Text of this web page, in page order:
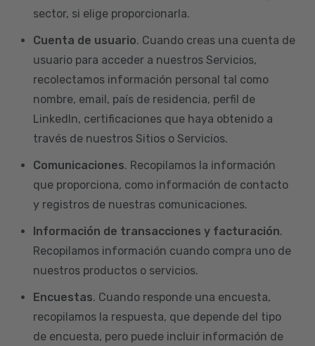
sector, si elige proporcionarla.
Cuenta de usuario. Cuando creas una cuenta de
usuario para acceder a nuestros Servicios,
recolectamos información personal tal como
nombre, email, país de residencia, perfil de
LinkedIn, certificaciones que haya obtenido a
través de nuestros Sitios o Servicios.
Comunicaciones. Recopilamos la información
que proporciona, como información de contacto
y registros de nuestras comunicaciones.
Información de transacciones y facturación.
Recopilamos información cuando compra uno de
nuestros productos o servicios.
Encuestas. Cuando responde una encuesta,
recopilamos la respuesta, que depende del tipo
de encuesta, pero puede incluir información de